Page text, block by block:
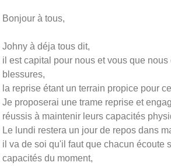
Bonjour à tous,
Johny à déja tous dit,
il est capital pour nous et vous que
blessures,
la reprise étant un terrain propice pour
Je proposerai une trame reprise et
réussis à maintenir leurs capacités
Le lundi restera un jour de repos dans
il va de soi qu'il faut que chacun écoute
capacités du moment,